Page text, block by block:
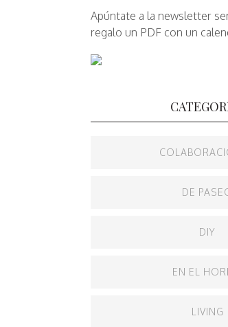
Apúntate a la newsletter
regalo un PDF con un
DE
DIY
EN EL
LIVING